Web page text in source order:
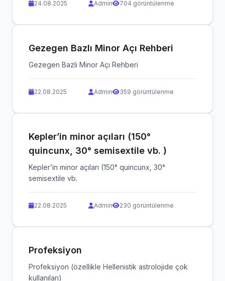
24.08.2025 Admin 704 görüntülenme
Gezegen Bazlı Minor Açı Rehberi
Gezegen Bazlı Minor Açı Rehberi
22.08.2025 Admin 359 görüntülenme
Kepler’in minor açıları (150°
quincunx, 30° semisextile vb. )
Kepler’in minor açıları (150° quincunx, 30°
semisextile vb.
22.08.2025 Admin 230 görüntülenme
Profeksiyon
Profeksiyon (özellikle Hellenistik astrolojide çok
kullanılan)